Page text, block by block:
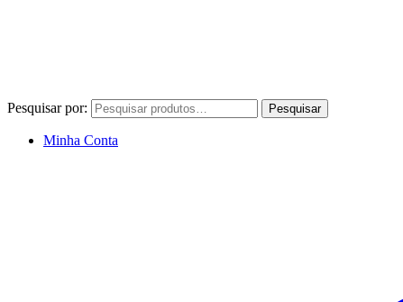
Pesquisar por: Pesquisar
Minha Conta